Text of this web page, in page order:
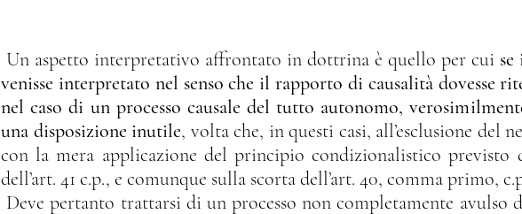
Un aspetto interpretativo affrontato in dottrina è quello per cui
venisse interpretato nel senso che il rapporto di causalità dovesse
nel caso di un processo causale del tutto autonomo,
una disposizione inutile, volta che, in questi casi, all’esclusione del
con la mera applicazione del principio condizionalistico previsto
dell’art. 41 c.p., e comunque sulla scorta dell’art. 40, comma primo,